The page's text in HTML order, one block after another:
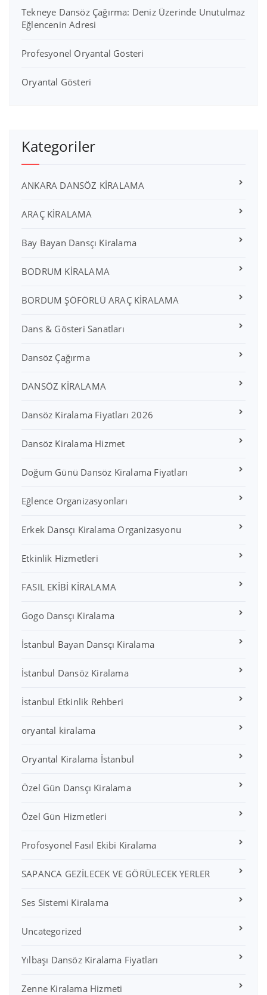
Tekneye Dansöz Çağırma: Deniz Üzerinde Unutulmaz
Eğlencenin Adresi
Profesyonel Oryantal Gösteri
Oryantal Gösteri
Kategoriler
ANKARA DANSÖZ KİRALAMA
ARAÇ KİRALAMA
Bay Bayan Dansçı Kiralama
BODRUM KİRALAMA
BORDUM ŞÖFÖRLÜ ARAÇ KİRALAMA
Dans & Gösteri Sanatları
Dansöz Çağırma
DANSÖZ KİRALAMA
Dansöz Kiralama Fiyatları 2026
Dansöz Kiralama Hizmet
Doğum Günü Dansöz Kiralama Fiyatları
Eğlence Organizasyonları
Erkek Dansçı Kiralama Organizasyonu
Etkinlik Hizmetleri
FASIL EKİBİ KİRALAMA
Gogo Dansçı Kiralama
İstanbul Bayan Dansçı Kiralama
İstanbul Dansöz Kiralama
İstanbul Etkinlik Rehberi
oryantal kiralama
Oryantal Kiralama İstanbul
Özel Gün Dansçı Kiralama
Özel Gün Hizmetleri
Profosyonel Fasıl Ekibi Kiralama
SAPANCA GEZİLECEK VE GÖRÜLECEK YERLER
Ses Sistemi Kiralama
Uncategorized
Yılbaşı Dansöz Kiralama Fiyatları
Zenne Kiralama Hizmeti